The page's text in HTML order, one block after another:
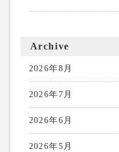
Archive
2026年8月
2026年7月
2026年6月
2026年5月